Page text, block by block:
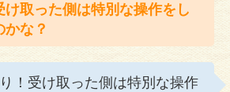
け取った側は特別な操作をし
な？
！受け取った側は特別な操作